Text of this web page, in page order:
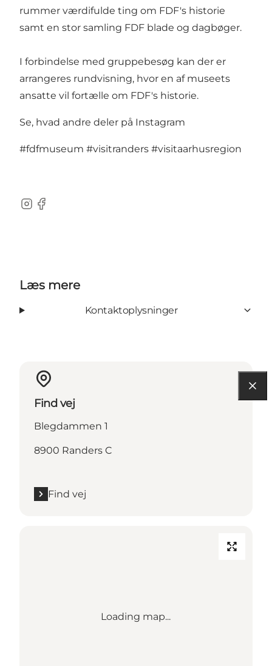
rummer værdifulde ting om FDF's historie
samt en stor samling FDF blade og dagbøger.
I forbindelse med gruppebesøg kan der er
arrangeres rundvisning, hvor en af museets
ansatte vil fortælle om FDF's historie.
Se, hvad andre deler på Instagram
#fdfmuseum #visitranders #visitaarhusregion
Instagram
Facebook
Læs mere
Kontaktoplysninger
Find vej
Blegdammen 1
8900 Randers C
Find vej
Loading map...